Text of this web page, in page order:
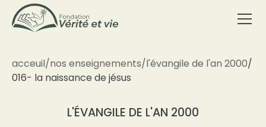
acceuil/nos enseignements/l'évangile de l'an 2000/
016- la naissance de jésus
L'ÉVANGILE DE L'AN 2000